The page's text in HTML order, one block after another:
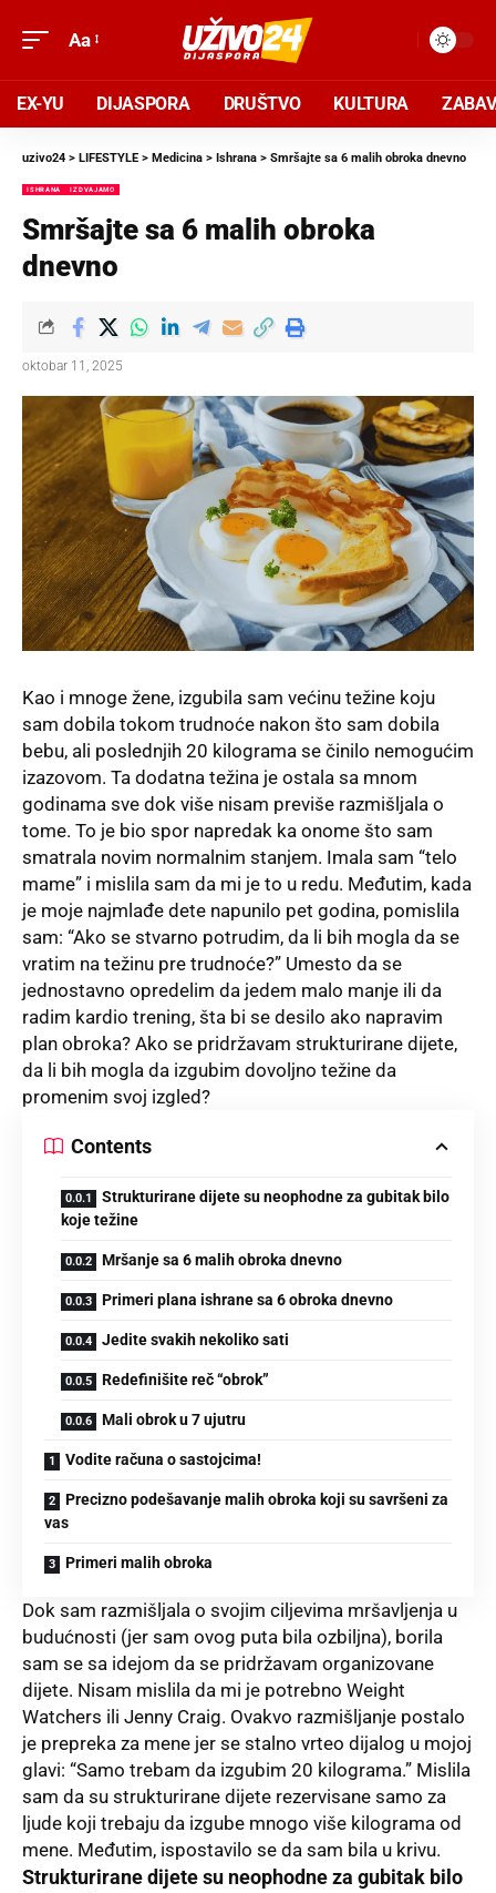
Aa
EX-YU DIJASPORA DRUŠTVO KULTURA
uzivo24 > LIFESTYLE > Medicina > Ishrana > Smršajte sa 6 malih obroka dnevno
ISHRANA IZDVAJAMO
Smršajte sa 6 malih obroka
dnevno
oktobar 11, 2025
Kao i mnoge žene, izgubila sam većinu težine koju
sam dobila tokom trudnoće nakon što sam dobila
bebu, ali poslednjih 20 kilograma se činilo nemogućim
izazovom. Ta dodatna težina je ostala sa mnom
godinama sve dok više nisam previše razmišljala o
tome. To je bio spor napredak ka onome što sam
smatrala novim normalnim stanjem. Imala sam “telo
mame” i mislila sam da mi je to u redu. Međutim, kada
je moje najmlađe dete napunilo pet godina, pomislila
sam: “Ako se stvarno potrudim, da li bih mogla da se
vratim na težinu pre trudnoće?” Umesto da se
jednostavno opredelim da jedem malo manje ili da
radim kardio trening, šta bi se desilo ako napravim
plan obroka? Ako se pridržavam strukturirane dijete,
da li bih mogla da izgubim dovoljno težine da
promenim svoj izgled?
Contents
Strukturirane dijete su neophodne za gubitak bilo
koje težine
Mršanje sa 6 malih obroka dnevno
Primeri plana ishrane sa 6 obroka dnevno
Jedite svakih nekoliko sati
Redefinišite reč “obrok”
Mali obrok u 7 ujutru
Vodite računa o sastojcima!
Precizno podešavanje malih obroka koji su savršeni za
vas
Primeri malih obroka
Dok sam razmišljala o svojim ciljevima mršavljenja u
budućnosti (jer sam ovog puta bila ozbiljna), borila
sam se sa idejom da se pridržavam organizovane
dijete. Nisam mislila da mi je potrebno Weight
Watchers ili Jenny Craig. Ovakvo razmišljanje postalo
je prepreka za mene jer se stalno vrteo dijalog u mojoj
glavi: “Samo trebam da izgubim 20 kilograma.” Mislila
sam da su strukturirane dijete rezervisane samo za
ljude koji trebaju da izgube mnogo više kilograma od
mene. Međutim, ispostavilo se da sam bila u krivu.
Strukturirane dijete su neophodne za gubitak bilo